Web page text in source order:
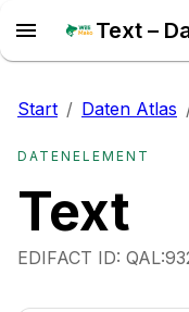
Text –
Start / Daten Atlas
DATENELEMENT
Text
EDIFACT ID: